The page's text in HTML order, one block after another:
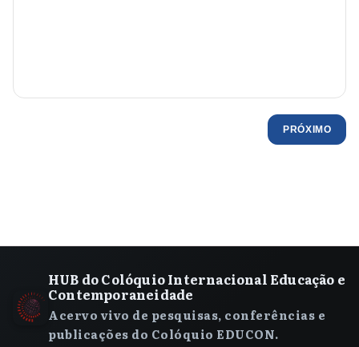
PRÓXIMO
HUB do Colóquio Internacional Educação e
Contemporaneidade
Acervo vivo de pesquisas, conferências e
publicações do Colóquio EDUCON.